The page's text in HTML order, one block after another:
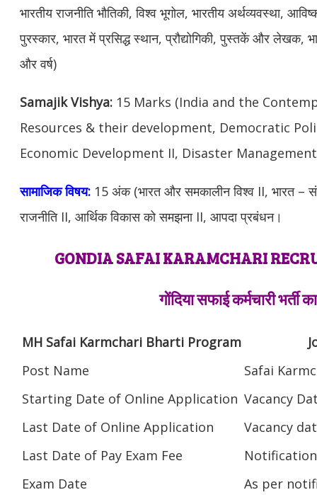
भारतीय राजनीति भौतिकी, विश्व भूगोल, भारतीय अर्थव्यवस्था,
पुरस्कार, भारत में प्रसिद्ध स्थान, प्रौद्योगिकी, पुस्तकें और लेखक,
और वर्ष)
Samajik Vishya: 15 Marks (India and the
Resources & their development, Democratic
Economic Development II, Disaster
सामाजिक विषय: 15 अंक (भारत और समकालीन विश्व II, भारत –
राजनीति II, आर्थिक विकास को समझना II, आपदा प्रबंधन।
GONDIA SAFAI KARAMCHARI
गोंदिया सफाई कर्मचारी भर्ती
MH Safai Karmchari Bharti Program
Post Name
Safai
Starting Date of Online Application Vacancy
Last Date of Online Application
Vacancy
Last Date of Pay Exam Fee
Exam Date
As per